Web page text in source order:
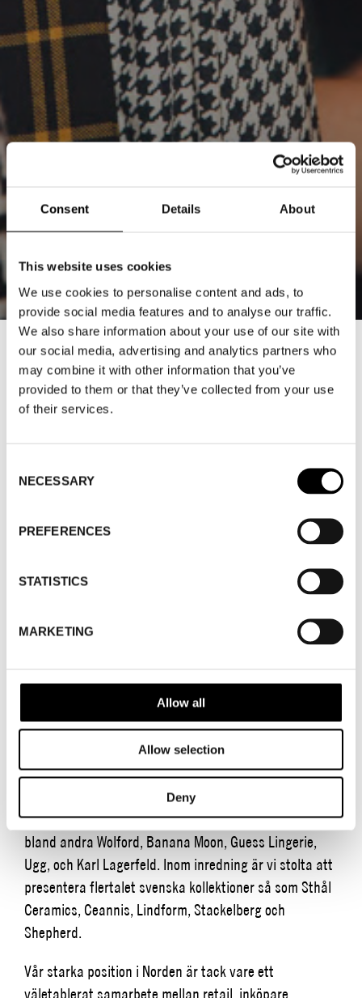
Consent Details About
This website uses cookies
We use cookies to personalise content and ads, to
provide social media features and to analyse our traffic.
We also share information about your use of our site with
our social media, advertising and analytics partners who
may combine it with other information that you’ve
provided to them or that they’ve collected from your use
of their services.
Selection
NECESSARY
PREFERENCES
STATISTICS
MARKETING
Allow all
Allow selection
Deny
PRESSMEDDELANDE: STARK START
FÖR STOCKHOLM FASHION
DISTRICT NÄR FASHION WEEK
FEBRUARI
Stockholm Fashion District etablerades 2016 av och
plats för handel och möten, med
kollektionspresentationer i över 140 showroom och på
ett flertal mässor och event. Vi har även ett stort fokus
på kompetensutveckling och initiativ inom hållbarhet
Nu välkomnar vi även inredning och design till
Stockholm Fashion District, en naturlig utveckling i
branschen. Under Fashion Week Trade visas nya mode-
och inredningskollektioner från hela 500 svenska och
internationella företag och varumärken. Nya aktörer
med fasta showrooms från och med denna säsong är
bland andra Wolford, Banana Moon, Guess Lingerie,
Ugg, och Karl Lagerfeld. Inom inredning är vi stolta att
presentera flertalet svenska kollektioner så som Sthål
Ceramics, Ceannis, Lindform, Stackelberg och
Shepherd.
Vår starka position i Norden är tack vare ett
väletablerat samarbete mellan retail, inköpare,